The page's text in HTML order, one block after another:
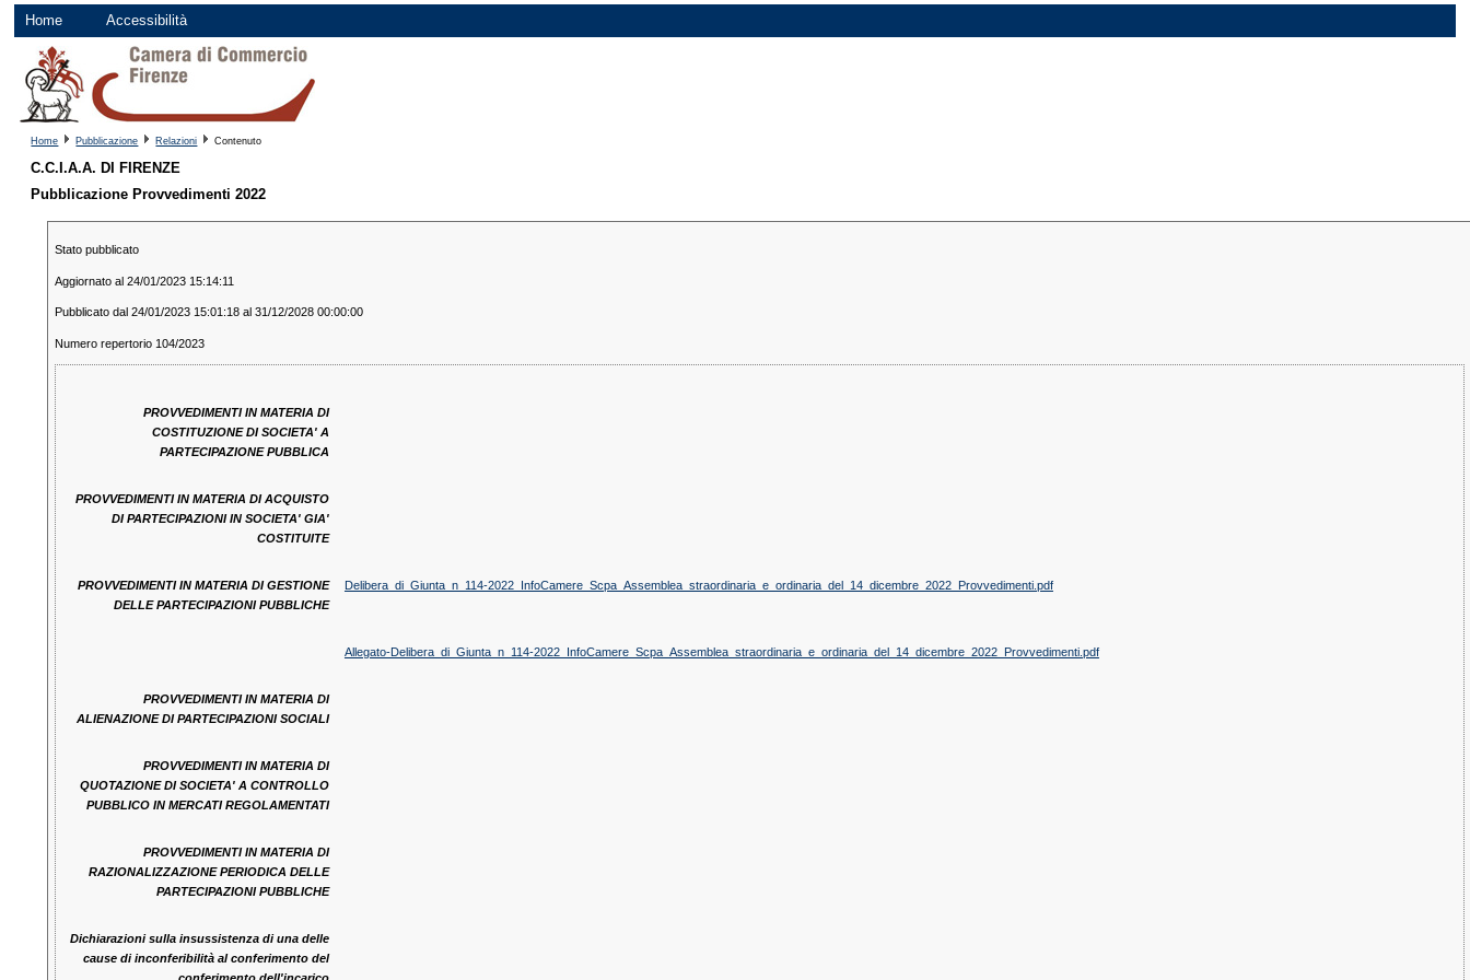
Home Accessibilità
Home Pubblicazione Relazioni Contenuto
C.C.I.A.A. DI FIRENZE
Pubblicazione Provvedimenti 2022
Stato pubblicato
Aggiornato al 24/01/2023 15:14:11
Pubblicato dal 24/01/2023 15:01:18 al 31/12/2028 00:00:00
Numero repertorio 104/2023
PROVVEDIMENTI IN MATERIA DI
COSTITUZIONE DI SOCIETA' A
PARTECIPAZIONE PUBBLICA
PROVVEDIMENTI IN MATERIA DI ACQUISTO
DI PARTECIPAZIONI IN SOCIETA' GIA'
COSTITUITE
PROVVEDIMENTI IN MATERIA DI GESTIONE
DELLE PARTECIPAZIONI PUBBLICHE
Delibera_di_Giunta_n_114-2022_InfoCamere_Scpa_Assemblea_straordinaria_e_ordinaria_del_14_dicembre_2022_Provvedimenti.pdf
Allegato-Delibera_di_Giunta_n_114-2022_InfoCamere_Scpa_Assemblea_straordinaria_e_ordinaria_del_14_dicembre_2022_Provvedimenti.pdf
PROVVEDIMENTI IN MATERIA DI
ALIENAZIONE DI PARTECIPAZIONI SOCIALI
PROVVEDIMENTI IN MATERIA DI
QUOTAZIONE DI SOCIETA' A CONTROLLO
PUBBLICO IN MERCATI REGOLAMENTATI
PROVVEDIMENTI IN MATERIA DI
RAZIONALIZZAZIONE PERIODICA DELLE
PARTECIPAZIONI PUBBLICHE
Dichiarazioni sulla insussistenza di una delle
cause di inconferibilità al conferimento del